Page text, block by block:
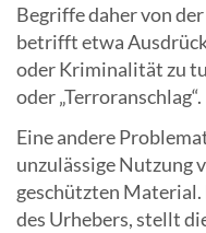
Begriffe daher von
betrifft etwa
oder Kriminalität zu
oder „Terroranschlag“.
Eine andere
unzulässige Nutzung
geschützten Material.
des Urhebers, stellt